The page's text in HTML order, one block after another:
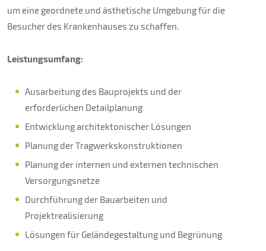
um eine geordnete und ästhetische Umgebung für die
Besucher des Krankenhauses zu schaffen.
Leistungsumfang:
Ausarbeitung des Bauprojekts und der
erforderlichen Detailplanung
Entwicklung architektonischer Lösungen
Planung der Tragwerkskonstruktionen
Planung der internen und externen technischen
Versorgungsnetze
Durchführung der Bauarbeiten und
Projektrealisierung
Lösungen für Geländegestaltung und Begrünung